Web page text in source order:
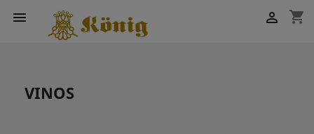
 shopping_cart

VINOS